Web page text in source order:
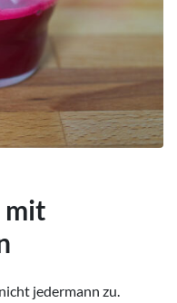
mit
jedermann zu.